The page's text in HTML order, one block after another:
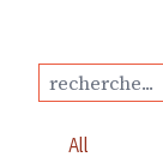
All